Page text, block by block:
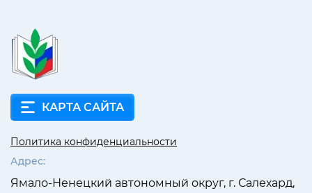
КАРТА САЙТА
Политика конфиденциальности
Адрес:
Ямало-Ненецкий автономный округ, г. Салехард,